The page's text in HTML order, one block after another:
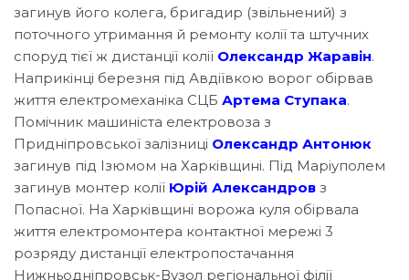
загинув його колега, бригадир (звільнений) з
поточного утримання й ремонту колії та штучних
споруд тієї ж дистанції колії Олександр Жаравін.
Наприкінці березня під Авдіївкою ворог обірвав
життя електромеханіка СЦБ Артема Ступака.
Помічник машиніста електровоза з
Придніпровської залізниці Олександр Антонюк
загинув під Ізюмом на Харківщині. Під Маріуполем
загинув монтер колії Юрій Александров з
Попасної. На Харківщині ворожа куля обірвала
життя електромонтера контактної мережі 3
розряду дистанції електропостачання
Нижньодніпровськ-Вузол регіональної філії